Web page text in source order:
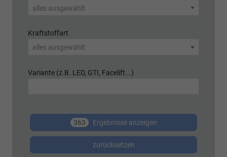
alles ausgewählt
Kraftstoffart
alles ausgewählt
Variante (z.B. LED, GTI, Facelift...)
363 Ergebnisse anzeigen
zurücksetzen